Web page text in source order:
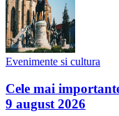
Evenimente si cultura
Cele mai
9 august 2026